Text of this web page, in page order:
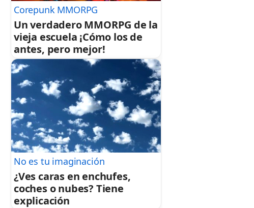
Corepunk MMORPG
Un verdadero MMORPG de la
vieja escuela ¡Cómo los de
antes, pero mejor!
No es tu imaginación
¿Ves caras en enchufes,
coches o nubes? Tiene
explicación